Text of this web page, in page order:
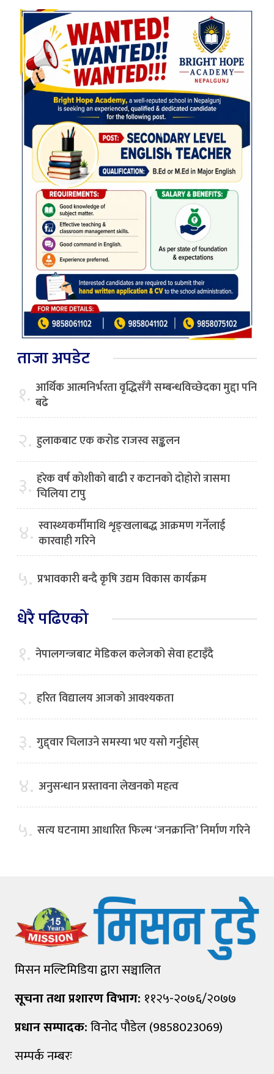
ताजा अपडेट
१. आर्थिक आत्मनिर्भरता वृद्धिसँगै सम्बन्धविच्छेदका मुद्दा पनि
बढे
२. हुलाकबाट एक करोड राजस्व सङ्कलन
३. हरेक वर्ष कोशीको बाढी र कटानको दोहोरो त्रासमा
चिलिया टापु
४. स्वास्थ्यकर्मीमाथि शृङ्खलाबद्ध आक्रमण गर्नेलाई
कारवाही गरिने
५. प्रभावकारी बन्दै कृषि उद्यम विकास कार्यक्रम
धेरै पढिएको
१. नेपालगन्जबाट मेडिकल कलेजको सेवा हटाइँदै
२. हरित विद्यालय आजको आवश्यकता
३. गुद्द्वार चिलाउने समस्या भए यसो गर्नुहोस्
४. अनुसन्धान प्रस्तावना लेखनको महत्व
५. सत्य घटनामा आधारित फिल्म ‘जनक्रान्ति’ निर्माण गरिने
मिसन मल्टिमिडिया द्वारा सञ्चालित
सूचना तथा प्रशारण विभाग: ११२५-२०७६/२०७७
प्रधान सम्पादक:विनोद पौडेल (9858023069)
सम्पर्क नम्बरः